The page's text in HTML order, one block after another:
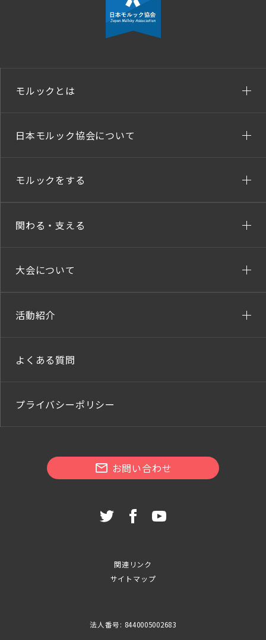
モルックとは
日本モルック協会について
モルックをする
関わる・支える
大会について
活動紹介
よくある質問
プライバシーポリシー
お問い合わせ
関連リンク
サイトマップ
法人番号: 8440005002683